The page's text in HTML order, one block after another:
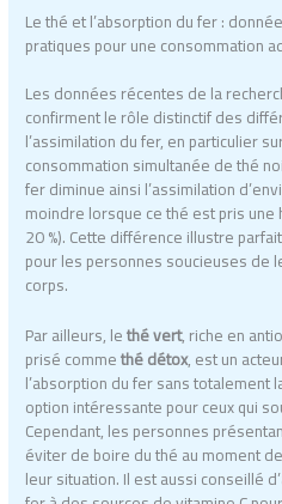
Le thé et l’absorption du fer :
pratiques pour une consommation
Les données récentes de la
confirment le rôle distinctif des
l’assimilation du fer, en particulier
consommation simultanée de thé
fer diminue ainsi l’assimilation
moindre lorsque ce thé est pris
20 %). Cette différence illustre
pour les personnes soucieuses de
corps.
Par ailleurs, lethé vert, riche en
prisé commethé détox, est un
l’absorption du fer sans totalement
option intéressante pour ceux qui
Cependant, les personnes
éviter de boire du thé au moment
leur situation. Il est aussi conseillé